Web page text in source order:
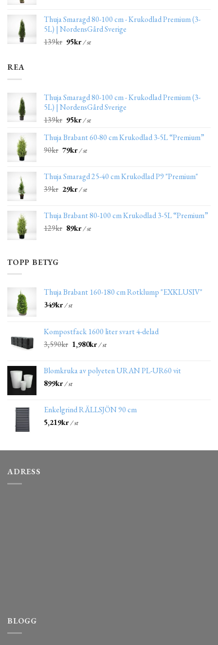
Thuja Smaragd 80-100 cm - Krukodlad Premium (3-
5L) | NordensGård Sverige
139kr 95kr/ st
REA
Thuja Smaragd 80-100 cm - Krukodlad Premium (3-
5L) | NordensGård Sverige
139kr 95kr/ st
Thuja Brabant 60-80 cm Krukodlad 3-5L “Premium”
90kr 79kr/ st
Thuja Smaragd 25-40 cm Krukodlad P9 "Premium"
39kr 29kr/ st
Thuja Brabant 80-100 cm Krukodlad 3-5L “Premium”
129kr 89kr/ st
TOPP BETYG
Thuja Brabant 160-180 cm Rotklump "EXKLUSIV"
349kr/ st
Kompostfack 1600 liter svart 4-delad
3,590kr 1,980kr/ st
Blomkruka av polyeten URAN PL-UR60 vit
899kr/ st
Enkelgrind RÄLLSJÖN 90 cm
5,219kr/ st
ADRESS
BLOGG